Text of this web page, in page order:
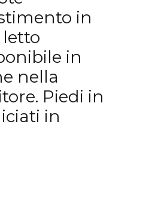
in
letto
in
nella
Piedi in
in